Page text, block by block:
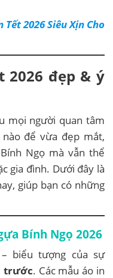
2026 Siêu Xịn Cho
2026 đẹp & ý
mọi người quan tâm
để vừa đẹp mắt,
Ngọ mà vẫn thể
gia đình. Dưới đây là
giúp bạn có những
Bính Ngọ 2026
– biểu tượng của sự
trước. Các mẫu áo in